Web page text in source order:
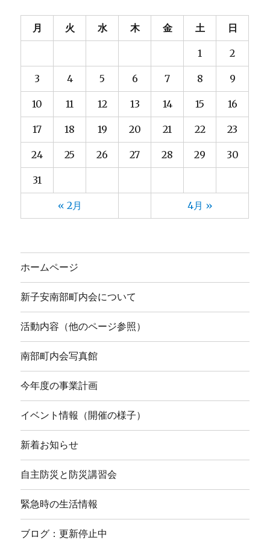
月 火 水 木 金 土 日
1 2
3 4 5 6 7 8 9
10 11 12 13 14 15 16
17 18 19 20 21 22 23
24 25 26 27 28 29 30
31
« 2月 4月 »
ホームページ
新子安南部町内会について
活動内容（他のページ参照）
南部町内会写真館
今年度の事業計画
イベント情報（開催の様子）
新着お知らせ
自主防災と防災講習会
緊急時の生活情報
ブログ：更新停止中